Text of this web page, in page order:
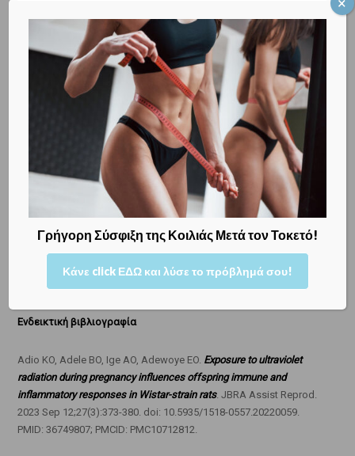
Δείτε ΕΔΩ σε ποιο στάδιο της κύησης βρίσκεστε!
Δρ ΜΕΝΕΛΑΟΣ ΚΩΝ. ΛΥΓΝΟΣ, MSc, PhD
ΜΑΙΕΥΤΗΡ ΧΕΙΡΟΥΡΓΟΣ ΓΥΝΑΙΚΟΛΟΓΟΣ
Master of Science University College London
Διδάκτωρ Μαιευτικής Γυναικολογίας
Ενδεικτική βιβλιογραφία
Adio KO, Adele BO, Ige AO, Adewoye EO. Exposure to ultraviolet
radiation during pregnancy influences offspring immune and
inflammatory responses in Wistar-strain rats. JBRA Assist Reprod.
2023 Sep 12;27(3):373-380. doi: 10.5935/1518-0557.20220059.
PMID: 36749807; PMCID: PMC10712812.
Γρήγορη Σύσφιξη της Κοιλιάς Μετά τον Τοκετό!
Κάνε click ΕΔΩ και λύσε το πρόβλημά σου!